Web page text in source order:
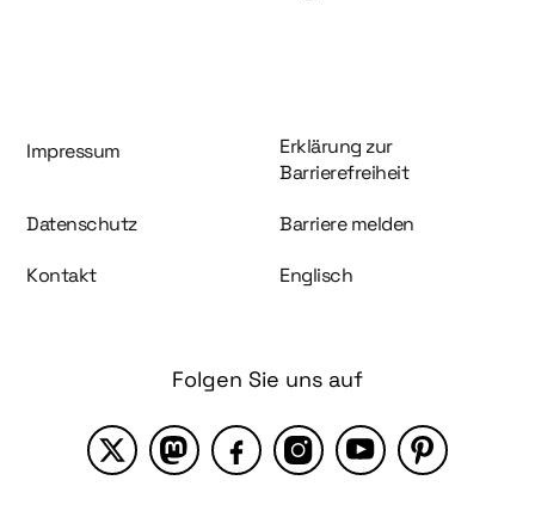
Information und Service
Impressum
Erklärung zur
Barrierefreiheit
Datenschutz Barriere melden
Kontakt Englisch
Folgen Sie uns auf